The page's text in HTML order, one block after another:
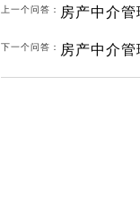
上一个问答： 房产中介
下一个问答： 房产中介